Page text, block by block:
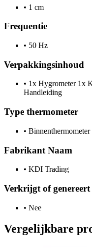
• 1 cm
Frequentie
• 50 Hz
Verpakkingsinhoud
• 1x Hygrometer 1x
Handleiding
Type thermometer
• Binnenthermometer
Fabrikant Naam
• KDI Trading
Verkrijgt of
• Nee
Vergelijkbare